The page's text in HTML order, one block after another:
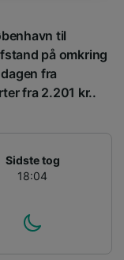
til
på omkring
fra
fra 2.201 kr..
Sidste tog
18:04
for at
indhold,